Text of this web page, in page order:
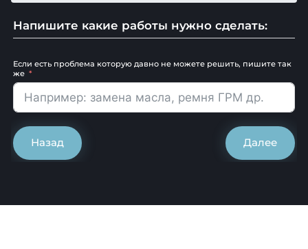
Напишите какие работы нужно сделать:
Если есть проблема которую давно не можете решить, пишите так
же
Назад Далее